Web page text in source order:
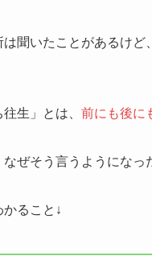
聞いたことがあるけど、
往生」とは、 前にも後に
ぜそう言うようになっ
かること↓